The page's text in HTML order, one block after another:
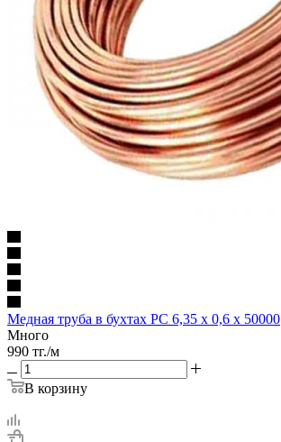
Медная труба в бухтах РС 6,35 х 0,6 х 50000
Много
990 тг./м
В корзину